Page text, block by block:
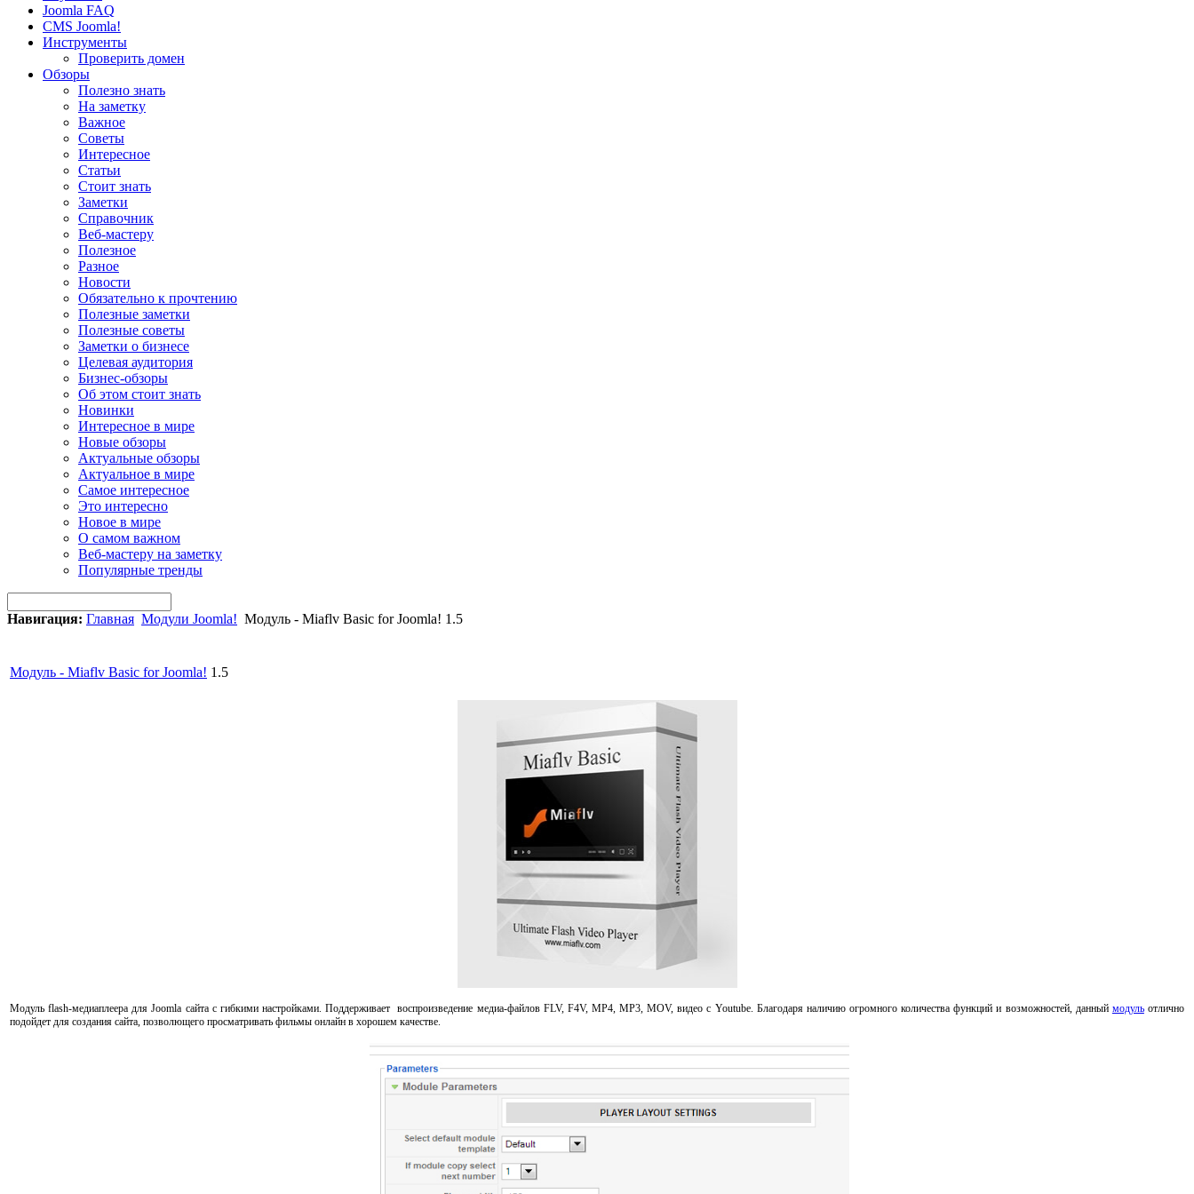
Joomla FAQ
CMS Joomla!
Инструменты
Проверить домен
Обзоры
Полезно знать
На заметку
Важное
Советы
Интересное
Статьи
Стоит знать
Заметки
Справочник
Веб-мастеру
Полезное
Разное
Новости
Обязательно к прочтению
Полезные заметки
Полезные советы
Заметки о бизнесе
Целевая аудитория
Бизнес-обзоры
Об этом стоит знать
Новинки
Интересное в мире
Новые обзоры
Актуальные обзоры
Актуальное в мире
Самое интересное
Это интересно
Новое в мире
О самом важном
Веб-мастеру на заметку
Популярные тренды
Навигация: Главная Модули Joomla! Модуль - Miaflv Basic for Joomla! 1.5
Модуль - Miaflv Basic forJoomla! 1.5
Модуль flash-медиаплеера для Joomla сайта с гибкими настройками. Поддерживает воспроизведение медиа-файлов FLV, F4V, MP4, MP3, MOV, видео с Youtube. Благодаря наличию огромного количества функций и возможностей, данный модульотлично
подойдет для создания сайта, позволющего просматривать фильмы онлайн в хорошем качестве.